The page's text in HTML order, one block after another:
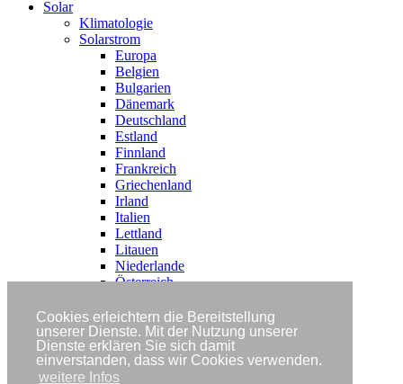
Cookies erleichtern die Bereitstellung
unserer Dienste. Mit der Nutzung unserer
Dienste erklären Sie sich damit
einverstanden, dass wir Cookies verwenden.
weitere Infos
Solar
Klimatologie
Solarstrom
Europa
Belgien
Bulgarien
Dänemark
Deutschland
Estland
Finnland
Frankreich
Griechenland
Irland
Italien
Lettland
Litauen
Niederlande
Österreich
Portugal
Rumänien
Schweden
Slowakei
Slowenien